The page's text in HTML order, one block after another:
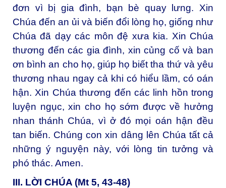
đơn vì bị gia đình, bạn bè quay lưng. Xin
Chúa đến an ủi và biến đổi lòng họ, giống như
Chúa đã dạy các môn đệ xưa kia. Xin Chúa
thương đến các gia đình, xin củng cố và ban
ơn bình an cho họ, giúp họ biết tha thứ và yêu
thương nhau ngay cả khi có hiểu lầm, có oán
hận. Xin Chúa thương đến các linh hồn trong
luyện ngục, xin cho họ sớm được về hưởng
nhan thánh Chúa, vì ở đó mọi oán hận đều
tan biến. Chúng con xin dâng lên Chúa tất cả
những ý nguyện này, với lòng tin tưởng và
phó thác. Amen.
III. LỜI CHÚA (Mt 5, 43-48)